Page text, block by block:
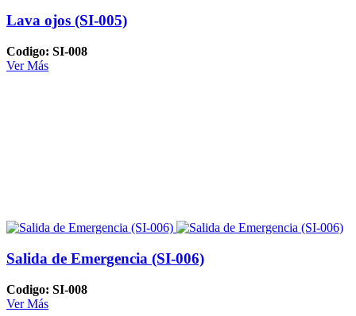
Lava ojos (SI-005)
Codigo: SI-008
Ver Más
Salida de Emergencia (SI-006)
Codigo: SI-008
Ver Más